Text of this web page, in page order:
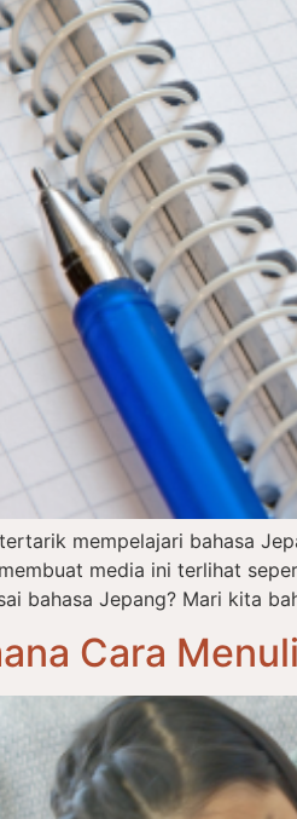
mempelajari bahasa
media ini terlihat
bahasa Jepang? Mari kita
Cara